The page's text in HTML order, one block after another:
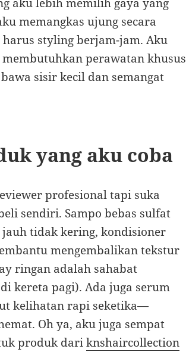
memangkas ujung secara
styling berjam-jam. Aku
perawatan khusus
sisir kecil dan semangat
yang aku coba
profesional tapi suka
sendiri. Sampo bebas sulfat
tidak kering, kondisioner
mengembalikan tekstur
ringan adalah sahabat
kereta pagi). Ada juga serum
kelihatan rapi seketika—
Oh ya, aku juga sempat
produk dariknshaircollection